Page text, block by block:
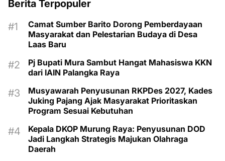
Berita Terpopuler
Camat Sumber Barito Dorong Pemberdayaan
Masyarakat dan Pelestarian Budaya di Desa
Laas Baru
Pj Bupati Mura Sambut Hangat Mahasiswa KKN
dari IAIN Palangka Raya
Musyawarah Penyusunan RKPDes 2027, Kades
Juking Pajang Ajak Masyarakat Prioritaskan
Program Sesuai Kebutuhan
Kepala DKOP Murung Raya: Penyusunan DOD
Jadi Langkah Strategis Majukan Olahraga
Daerah